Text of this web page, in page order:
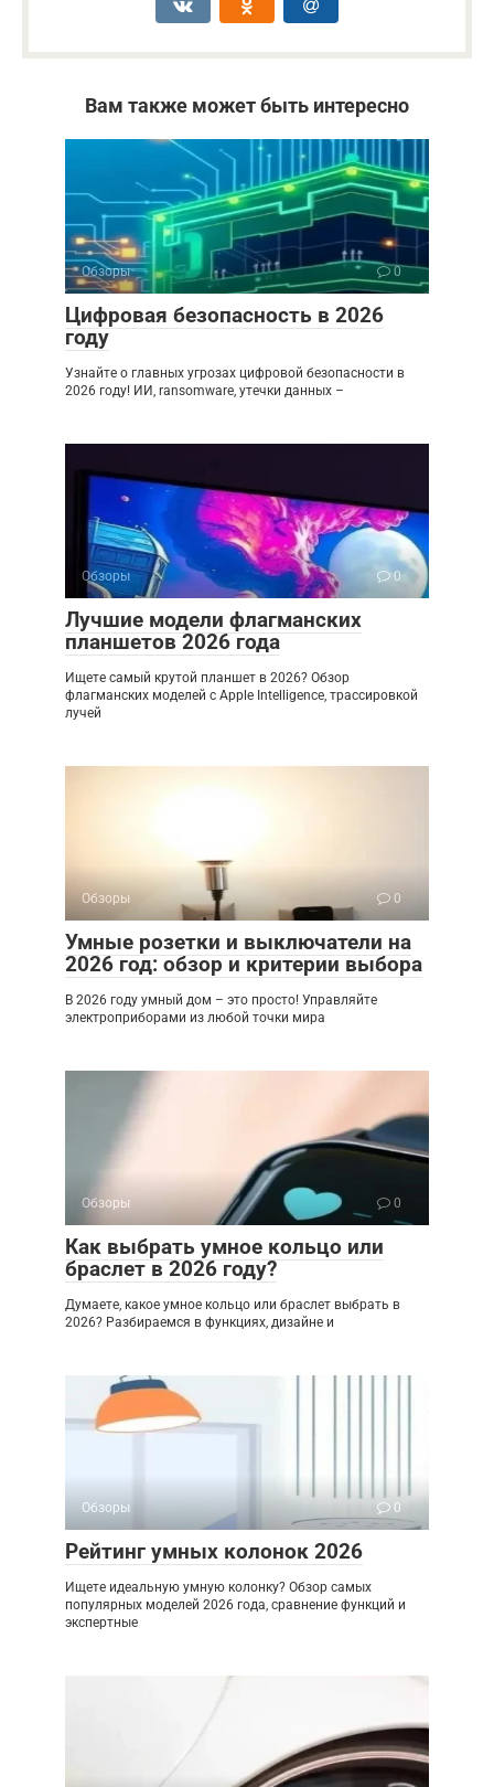
Вам также может быть интересно
Обзоры 0
Цифровая безопасность в 2026
году
Узнайте о главных угрозах цифровой безопасности в
2026 году! ИИ, ransomware, утечки данных –
Обзоры 0
Лучшие модели флагманских
планшетов 2026 года
Ищете самый крутой планшет в 2026? Обзор
флагманских моделей с Apple Intelligence, трассировкой
лучей
Обзоры 0
Умные розетки и выключатели на
2026 год: обзор и критерии выбора
В 2026 году умный дом – это просто! Управляйте
электроприборами из любой точки мира
Обзоры 0
Как выбрать умное кольцо или
браслет в 2026 году?
Думаете, какое умное кольцо или браслет выбрать в
2026? Разбираемся в функциях, дизайне и
Обзоры 0
Рейтинг умных колонок 2026
Ищете идеальную умную колонку? Обзор самых
популярных моделей 2026 года, сравнение функций и
экспертные